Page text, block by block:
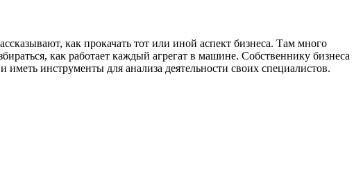
как прокачать тот или иной аспект бизнеса. Там много
как работает каждый агрегат в машине. Собственнику бизнеса
инструменты для анализа деятельности своих специалистов.